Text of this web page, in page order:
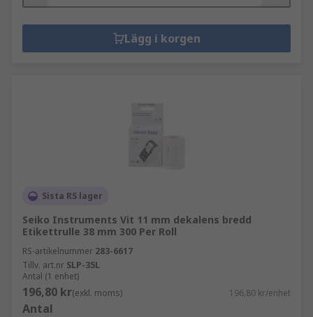
Lägg i korgen
Sista RS lager
Seiko Instruments Vit 11 mm dekalens bredd
Etikettrulle 38 mm 300 Per Roll
RS-artikelnummer 283-6617
Tillv. art.nr SLP-35L
Antal (1 enhet)
196,80 kr(exkl. moms) 196,80 kr/enhet
Antal